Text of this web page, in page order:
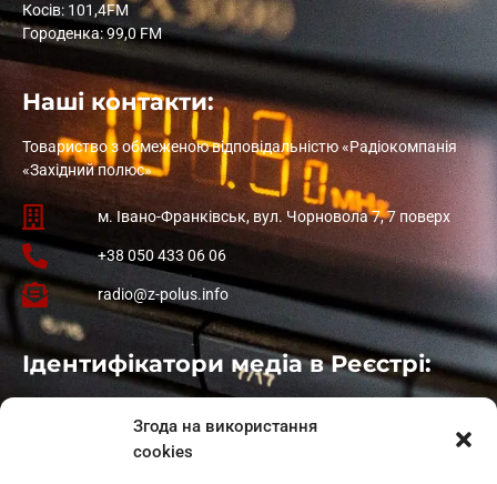
Згода на використання
cookies
Косів: 101,4FM
Городенка: 99,0 FM
Наші контакти:
Товариство з обмеженою відповідальністю «Радіокомпанія
«Західний полюс»
м. Івано-Франківськ, вул. Чорновола 7, 7 поверх
+38 050 433 06 06
radio@z-polus.info
Ідентифікатори медіа в Реєстрі:
: L11-01410
: L11-01801